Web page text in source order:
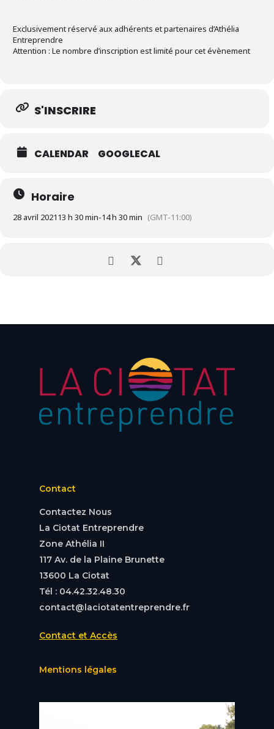
Exclusivement réservé aux adhérents et partenaires d’Athélia
Entreprendre
Attention : Le nombre d’inscription est limité pour cet évènement
S'INSCRIRE
CALENDAR GOOGLECAL
Horaire
28 avril 202113 h 30 min-14 h 30 min (GMT-11:00)
Contact
Contactez Nous
La Ciotat Entreprendre
Zone Athélia II
117 Av. de la Plaine Brunette
13600 La Ciotat
Tél : 04.42.32.48.30
contact@laciotatentreprendre.fr
Contact et Accès
Mentions légales